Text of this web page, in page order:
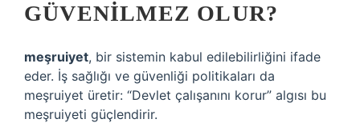
GÜVENILMEZ OLUR?
meşruiyet, bir sistemin kabul edilebilirliğini ifade
eder. İş sağlığı ve güvenliği politikaları da
meşruiyet üretir: “Devlet çalışanını korur” algısı bu
meşruiyeti güçlendirir.